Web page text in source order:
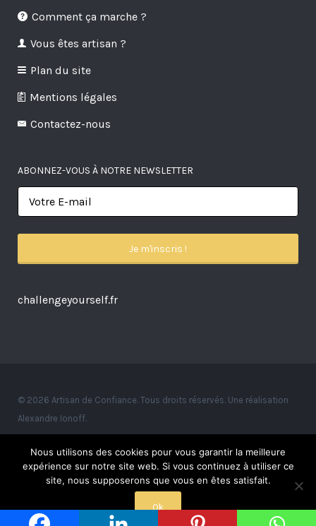
Comment ça marche ?
Vous êtes artisan ?
Plan du site
Mentions légales
Contactez-nous
ABONNEZ-VOUS À NOTRE NEWSLETTER
challengeyourself.fr
© 2026 Artisan de Confiance. Tous droits réservés. Une réalisation
Alexandre Ionoff.
Nous utilisons des cookies pour vous garantir la meilleure
expérience sur notre site web. Si vous continuez à utiliser ce
site, nous supposerons que vous en êtes satisfait.
Ok